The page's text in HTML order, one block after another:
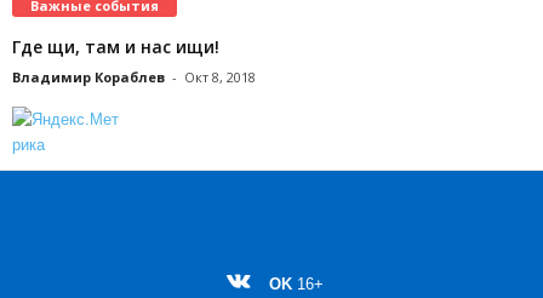
Важные события
Где щи, там и нас ищи!
Владимир Кораблев - Окт 8, 2018
OK 16+